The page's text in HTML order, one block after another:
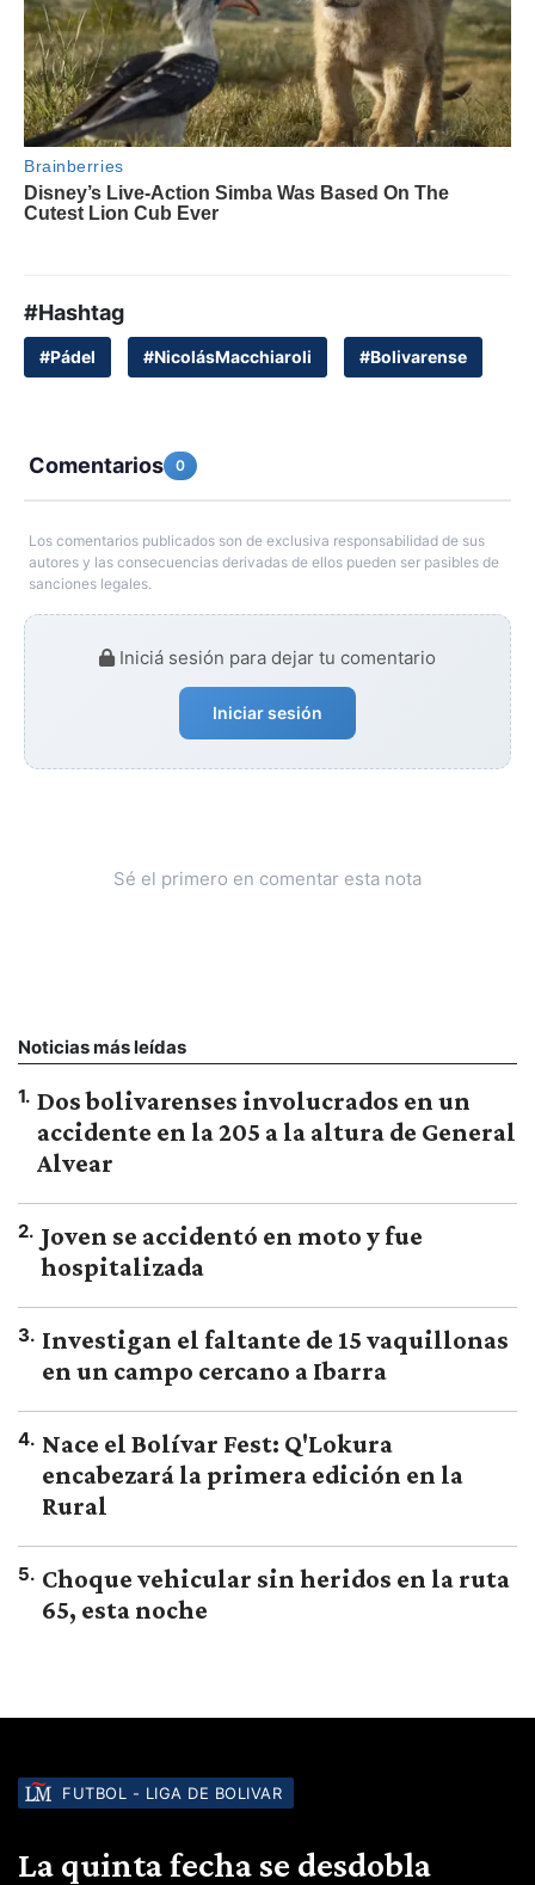
#Hashtag
#Pádel #NicolásMacchiaroli #Bolivarense
Comentarios 0
Los comentarios publicados son de exclusiva responsabilidad de sus
autores y las consecuencias derivadas de ellos pueden ser pasibles de
sanciones legales.
Iniciá sesión para dejar tu comentario
Iniciar sesión
Sé el primero en comentar esta nota
Noticias más leídas
1. Dos bolivarenses involucrados en un
accidente en la 205 a la altura de General
Alvear
2. Joven se accidentó en moto y fue
hospitalizada
3. Investigan el faltante de 15 vaquillonas
en un campo cercano a Ibarra
4. Nace el Bolívar Fest: Q'Lokura
encabezará la primera edición en la
Rural
5. Choque vehicular sin heridos en la ruta
65, esta noche
FUTBOL - LIGA DE BOLIVAR
La quinta fecha se desdobla